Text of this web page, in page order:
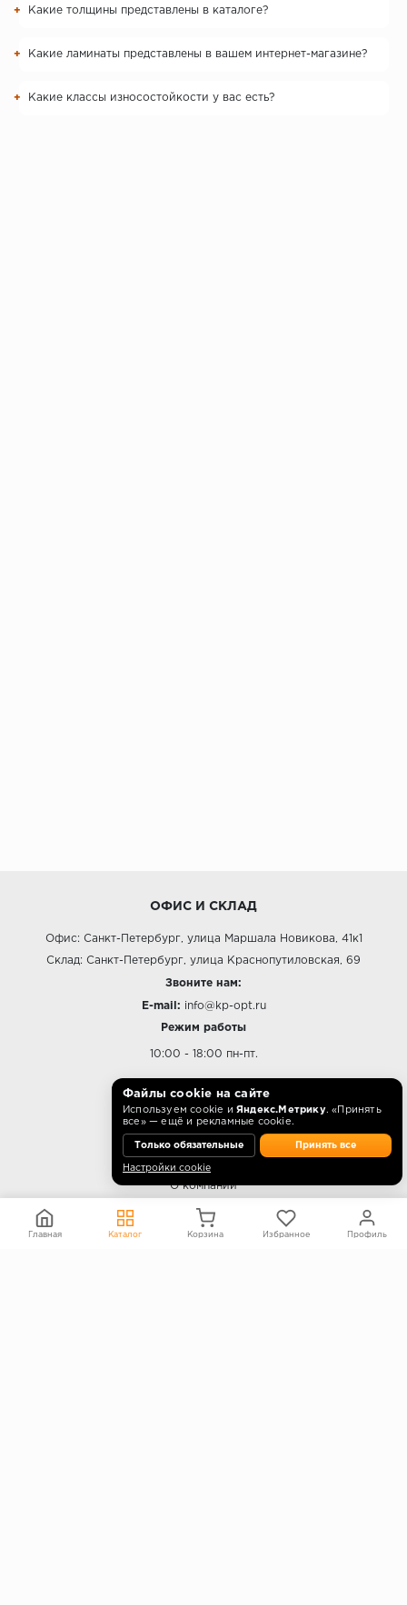
Какие толщины представлены в каталоге?
Какие ламинаты представлены в вашем интернет-магазине?
Какие классы износостойкости у вас есть?
ОФИС И СКЛАД
Офис: Санкт-Петербург, улица Маршала Новикова, 41к1
Склад: Санкт-Петербург, улица Краснопутиловская, 69
Звоните нам:
E-mail: info@kp-opt.ru
Режим работы
10:00 - 18:00 пн-пт.
О КОМПАНИИ
Контакты
О компании
Политика конфиденциальности
Согласие на обработку персональных данных
Файлы cookie на сайте
Используем cookie и Яндекс.Метрику. «Принять
все» — ещё и рекламные cookie.
Только обязательные Принять все
Настройки cookie
Главная Каталог Корзина Избранное Профиль